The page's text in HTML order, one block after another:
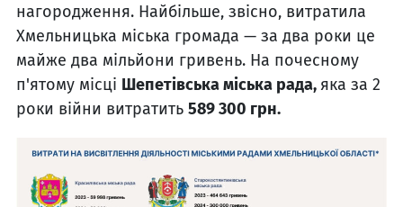
нагородження. Найбільше, звісно, витратила
Хмельницька міська громада — за два роки це
майже два мільйони гривень. На почесному
п'ятому місці Шепетівська міська рада,яка за 2
роки війни витратить 589 300 грн.